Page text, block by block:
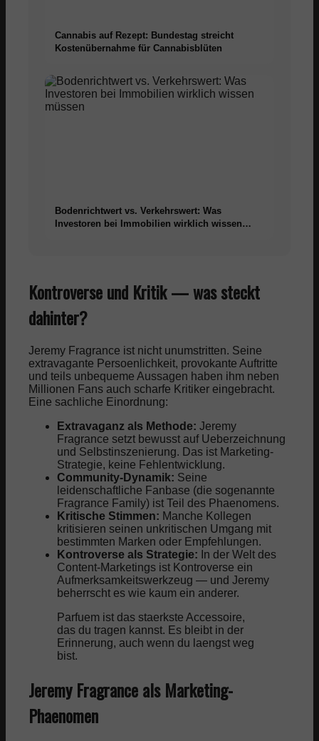
Cannabis auf Rezept: Bundestag streicht
Kostenübernahme für Cannabisblüten
Bodenrichtwert vs. Verkehrswert: Was
Investoren bei Immobilien wirklich wissen
Kontroverse und Kritik — was steckt
dahinter?
Jeremy Fragrance ist nicht unumstritten. Seine
extravagante Persoenlichkeit, provokante Auftritte
und teils unbequeme Aussagen haben ihm neben
Millionen Fans auch scharfe Kritiker eingebracht.
Eine sachliche Einordnung:
Extravaganz als Methode: Jeremy
Fragrance setzt bewusst auf Ueberzeichnung
und Selbstinszenierung. Das ist Marketing-
Strategie, keine Fehlentwicklung.
Community-Dynamik: Seine
leidenschaftliche Fanbase (die sogenannte
Fragrance Family) ist Teil des Phaenomens.
Kritische Stimmen: Manche Kollegen
kritisieren seinen unkritischen Umgang mit
bestimmten Marken oder Empfehlungen.
Kontroverse als Strategie: In der Welt des
Content-Marketings ist Kontroverse ein
Aufmerksamkeitswerkzeug — und Jeremy
beherrscht es wie kaum ein anderer.
Parfuem ist das staerkste Accessoire,
das du tragen kannst. Es bleibt in der
Erinnerung, auch wenn du laengst weg
bist.
Jeremy Fragrance als Marketing-
Phaenomen